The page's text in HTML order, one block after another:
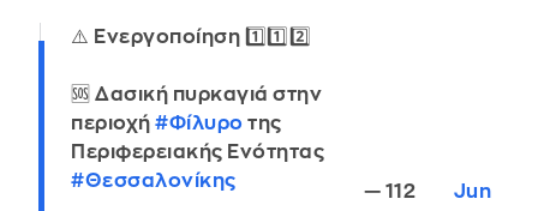
⚠️ Ενεργοποίηση 1️⃣1️⃣2️⃣
🆘 Δασική πυρκαγιά στην
περιοχή#Φίλυρο της
Περιφερειακής Ενότητας
#Θεσσαλονίκης
— 112
Jun